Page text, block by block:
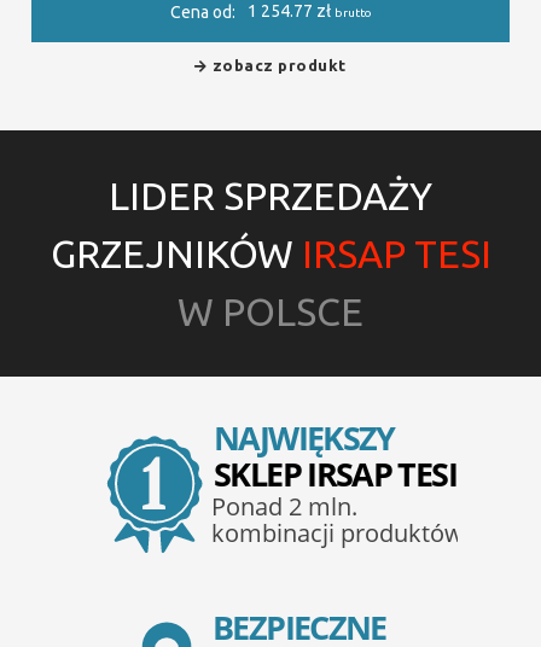
Cena od: 1 254.77 zł brutto
zobacz produkt
LIDER SPRZEDAŻY
GRZEJNIKÓW IRSAP TESI
W POLSCE